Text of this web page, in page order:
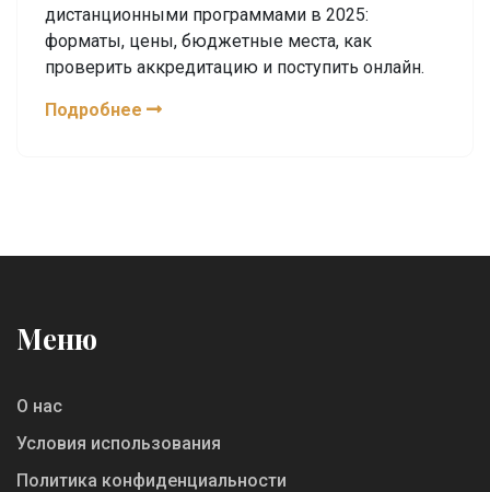
дистанционными программами в 2025:
форматы, цены, бюджетные места, как
проверить аккредитацию и поступить онлайн.
Подробнее
Меню
О нас
Условия использования
Политика конфиденциальности